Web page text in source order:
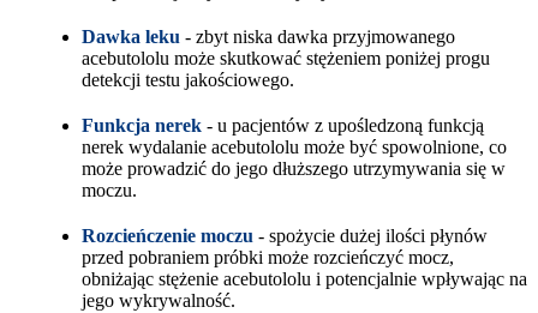
Dawka leku - zbyt niska dawka przyjmowanego
acebutololu może skutkować stężeniem poniżej progu
detekcji testu jakościowego.
Funkcja nerek - u pacjentów z upośledzoną funkcją
nerek wydalanie acebutololu może być spowolnione, co
może prowadzić do jego dłuższego utrzymywania się w
moczu.
Rozcieńczenie moczu - spożycie dużej ilości płynów
przed pobraniem próbki może rozcieńczyć mocz,
obniżając stężenie acebutololu i potencjalnie wpływając na
jego wykrywalność.